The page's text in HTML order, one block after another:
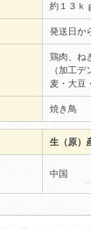
約１３ｋ
発送日か
鶏肉、ね
（加工
麦・大豆
焼き鳥
生（原）
中国